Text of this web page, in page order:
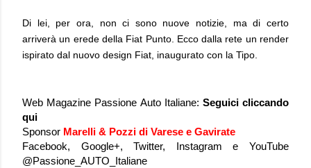
Di lei, per ora, non ci sono nuove notizie, ma di certo
arriverà un erede della Fiat Punto. Ecco dalla rete un render
ispirato dal nuovo design Fiat, inaugurato con la Tipo.
Web Magazine Passione Auto Italiane: Seguicicliccando
qui
Sponsor Marelli & Pozzi di Varese e Gavirate
Facebook, Google+, Twitter, Instagram e YouTube
@Passione_AUTO_Italiane